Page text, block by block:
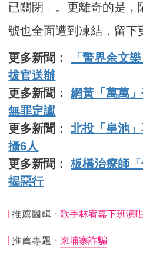
已關閉」。更離奇的是，
號也全面遭到凍結，留下
更多新聞：
「警界余文
拔官送辦
更多新聞：網黃「萬萬
無罪定讞
更多新聞：北投「皇池
攝6人
更多新聞：板橋治療師
揭惡行
推薦圖輯 歌手林宥嘉下班演
推薦專題 柬埔寨詐騙